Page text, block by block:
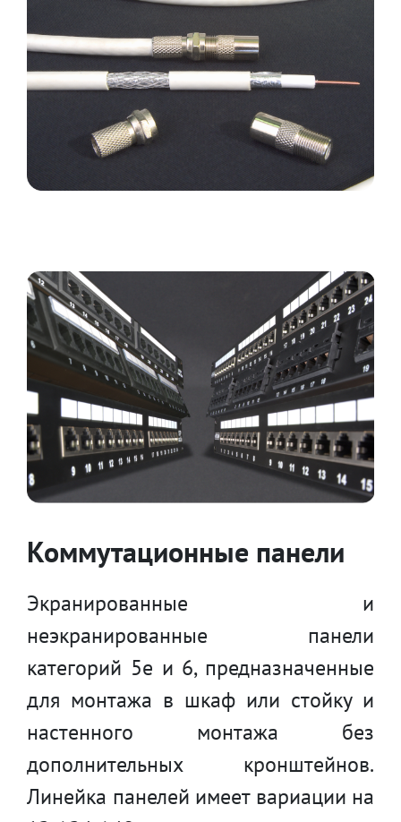
Коммутационные панели
Экранированные и
неэкранированные панели
категорий 5е и 6, предназначенные
для монтажа в шкаф или стойку и
настенного монтажа без
дополнительных кронштейнов.
Линейка панелей имеет вариации на